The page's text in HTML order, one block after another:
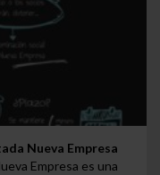
Nueva Empresa
Empresa es una